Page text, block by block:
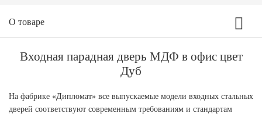
О товаре
Входная парадная дверь МДФ в офис цвет
Дуб
На фабрике «Дипломат» все выпускаемые модели входных стальных
дверей соответствуют современным требованиям и стандартам